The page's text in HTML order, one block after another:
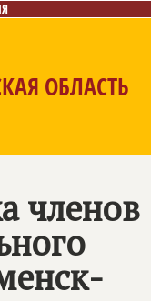
ОБЛАСТЬ
членов